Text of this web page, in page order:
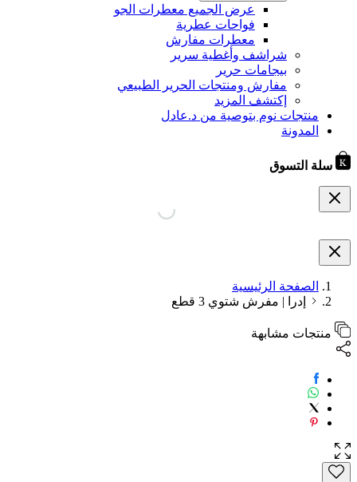
عرض الجميع معطرات الجو
فواحات عطرية
معطرات مفارش
شراشف وأغطية سرير
بيجامات حرير
مفارش ومنتجات الحرير الطبيعي
إكتشف المزيد
منتجات نوم بتوصية من د.عادل
المدونة
سلة التسوق
الصفحة الرئيسية
إدرا | مفرش شتوي 3 قطع
منتجات مشابهة